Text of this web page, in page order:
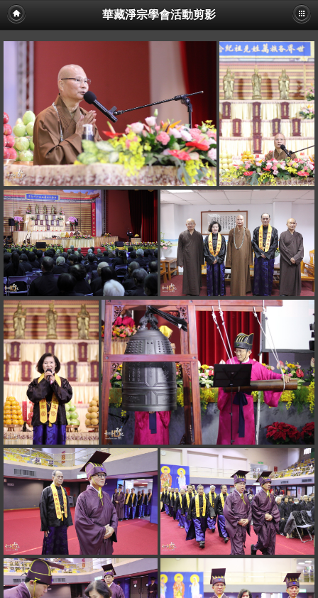
華藏淨宗學會活動剪影